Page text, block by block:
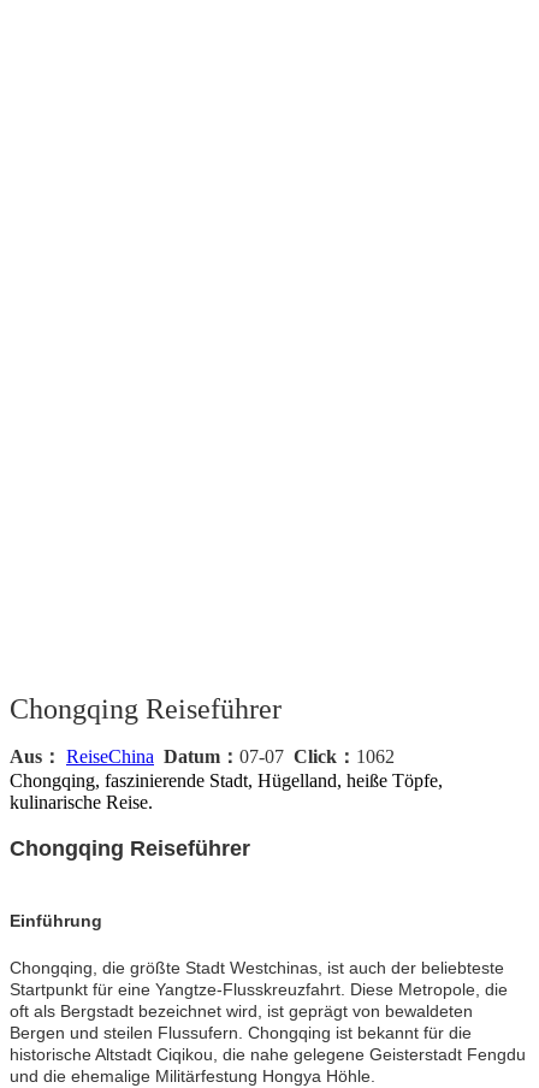
Chongqing Reiseführer
Aus： ReiseChina Datum： 07-07 Click： 1062
Chongqing, faszinierende Stadt, Hügelland, heiße Töpfe,
kulinarische Reise.
Chongqing Reiseführer
Einführung
Chongqing, die größte Stadt Westchinas, ist auch der beliebteste
Startpunkt für eine Yangtze-Flusskreuzfahrt. Diese Metropole, die
oft als Bergstadt bezeichnet wird, ist geprägt von bewaldeten
Bergen und steilen Flussufern. Chongqing ist bekannt für die
historische Altstadt Ciqikou, die nahe gelegene Geisterstadt Fengdu
und die ehemalige Militärfestung Hongya Höhle.